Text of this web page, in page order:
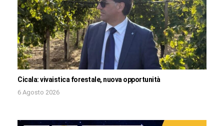
Cicala: vivaistica forestale, nuova opportunità
6 Agosto 2026